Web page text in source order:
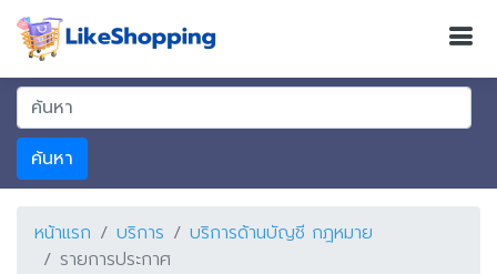
ค้นหา
หน้าแรก บริการ
บริการด้านบัญชี กฎหมาย
รายการประกาศ